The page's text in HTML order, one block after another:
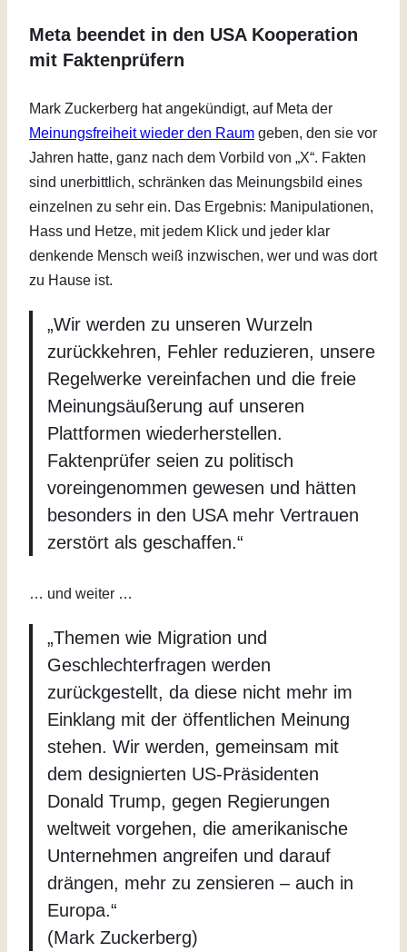
Meta beendet in den USA Kooperation
mit Faktenprüfern
Mark Zuckerberg hat angekündigt, auf Meta der
Meinungsfreiheit wieder den Raum geben, den sie vor
Jahren hatte, ganz nach dem Vorbild von „X“. Fakten
sind unerbittlich, schränken das Meinungsbild eines
einzelnen zu sehr ein. Das Ergebnis: Manipulationen,
Hass und Hetze, mit jedem Klick und jeder klar
denkende Mensch weiß inzwischen, wer und was dort
zu Hause ist.
„Wir werden zu unseren Wurzeln
zurückkehren, Fehler reduzieren, unsere
Regelwerke vereinfachen und die freie
Meinungsäußerung auf unseren
Plattformen wiederherstellen.
Faktenprüfer seien zu politisch
voreingenommen gewesen und hätten
besonders in den USA mehr Vertrauen
zerstört als geschaffen.“
… und weiter …
„Themen wie Migration und
Geschlechterfragen werden
zurückgestellt, da diese nicht mehr im
Einklang mit der öffentlichen Meinung
stehen. Wir werden, gemeinsam mit
dem designierten US-Präsidenten
Donald Trump, gegen Regierungen
weltweit vorgehen, die amerikanische
Unternehmen angreifen und darauf
drängen, mehr zu zensieren – auch in
Europa.“
(Mark Zuckerberg)